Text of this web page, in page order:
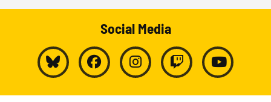
Social Media